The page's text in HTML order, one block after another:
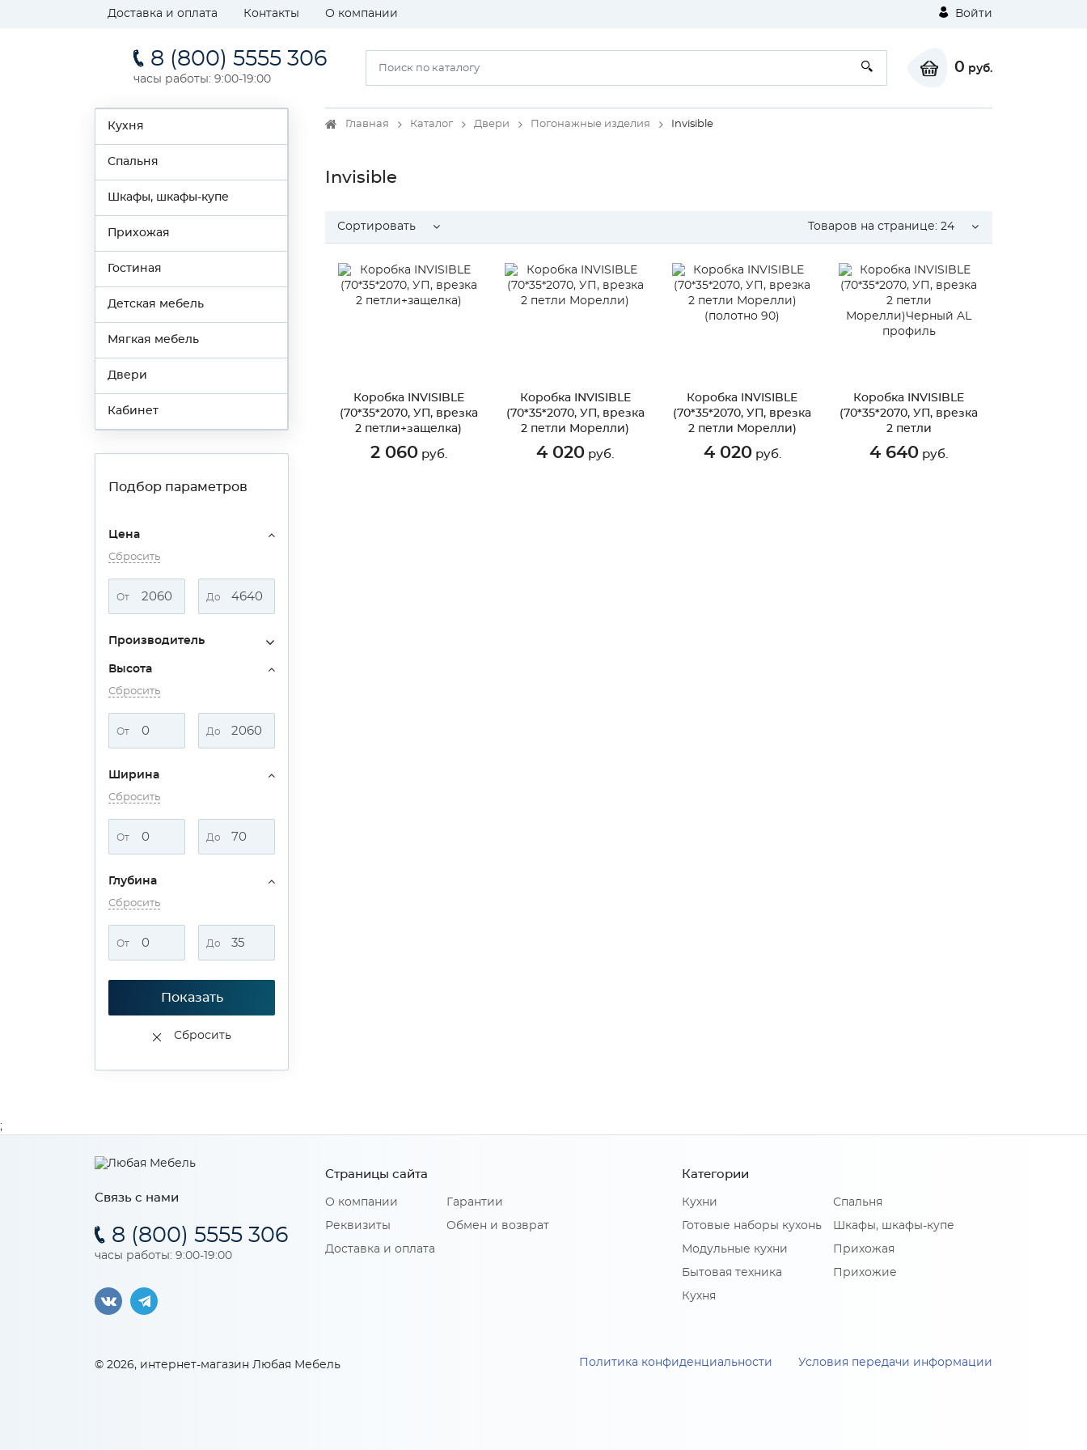
Доставка и оплата Контакты О компании Войти
8 (800) 5555 306
часы работы: 9:00-19:00
0 руб.
Кухня
Спальня
Шкафы, шкафы-купе
Прихожая
Гостиная
Детская мебель
Мягкая мебель
Двери
Кабинет
Подбор параметров
Цена
Сбросить
От До
Производитель
Высота
Сбросить
От До
Ширина
Сбросить
От До
Глубина
Сбросить
От До
Показать
Сбросить
Главная Каталог Двери Погонажные изделия Invisible
Invisible
Сортировать Товаров на странице: 24
Коробка INVISIBLE
(70*35*2070, УП, врезка
2 петли+защелка)
2 060руб.
Коробка INVISIBLE
(70*35*2070, УП, врезка
2 петли Морелли)
4 020 руб.
Коробка INVISIBLE
(70*35*2070, УП, врезка
2 петли Морелли)
(полотно 90)
4 020руб.
Коробка INVISIBLE
(70*35*2070, УП, врезка
2 петли
Морелли)Черный AL
профиль
4 640 руб.
Связь с нами
8 (800) 5555 306
часы работы: 9:00-19:00
Страницы сайта
О компании
Реквизиты
Доставка и оплата
Гарантии
Обмен и возврат
Категории
Кухни
Готовые наборы кухонь
Модульные кухни
Бытовая техника
Кухня
Спальня
Шкафы, шкафы-купе
Прихожая
Прихожие
© 2026, интернет-магазин Любая Мебель Политика конфиденциальности Условия передачи информации
;